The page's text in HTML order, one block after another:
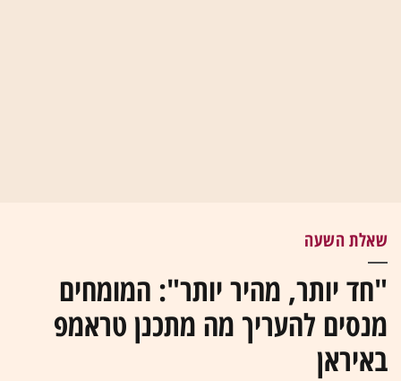
שאלת השעה
"חד יותר, מהיר יותר": המומחים
מנסים להעריך מה מתכנן טראמפ
באיראן